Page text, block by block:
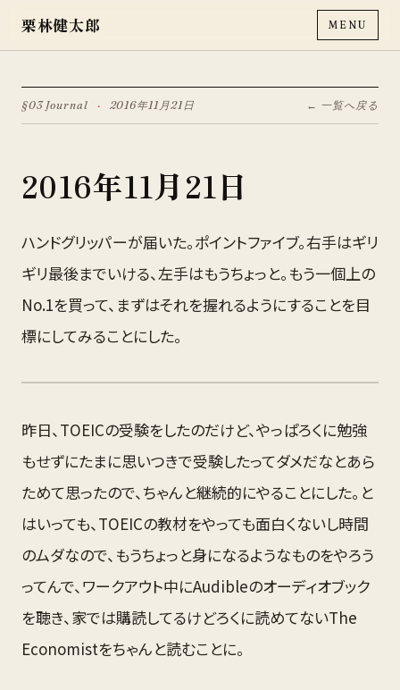
栗林健太郎 MENU
§03 Journal · 2016年11月21日 ← 一覧へ戻る
2016年11月21日
ハンドグリッパーが届いた。ポイントファイブ。右手はギリ
ギリ最後までいける、左手はもうちょっと。もう一個上の
No.1を買って、まずはそれを握れるようにすることを目
標にしてみることにした。
昨日、TOEICの受験をしたのだけど、やっぱろくに勉強
もせずにたまに思いつきで受験したってダメだなとあら
ためて思ったので、ちゃんと継続的にやることにした。と
はいっても、TOEICの教材をやっても面白くないし時間
のムダなので、もうちょっと身になるようなものをやろう
ってんで、ワークアウト中にAudibleのオーディオブック
を聴き、家では購読してるけどろくに読めてないThe
Economistをちゃんと読むことに。